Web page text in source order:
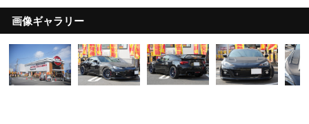
画像ギャラリー